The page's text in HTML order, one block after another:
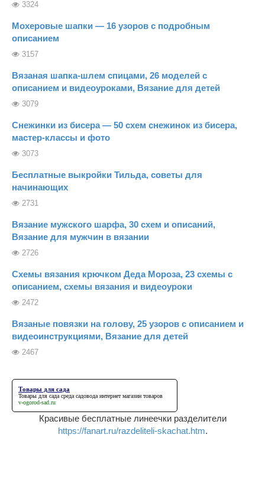
3324
Мохеровые шапки — 16 узоров с подробным
описанием
3157
Вязаная шапка-шлем спицами, 26 моделей с
описанием и видеоуроками, Вязание для детей
3079
Снежинки из бисера — 50 схем снежинок из бисера,
мастер-классы и фото
3073
Бесплатные выкройки Тильда, советы для
начинающих
2731
Вязание мужского шарфа, 30 схем и описаний,
Вязание для мужчин в вязании
2726
Схемы вязания крючком Деда Мороза, 23 схемы с
описанием, схемы вязания и видеоуроки
2472
Вязаные повязки на голову, 25 узоров с описанием и
видеоинструкциями, Вязание для детей
2467
Товары для сада
Товары для сада среда садовода интернет магазин товаров
v-ogorod-sad.ru
Красивые бесплатные линеечки разделители
https://fanart.ru/razdeliteli-skachat.htm.